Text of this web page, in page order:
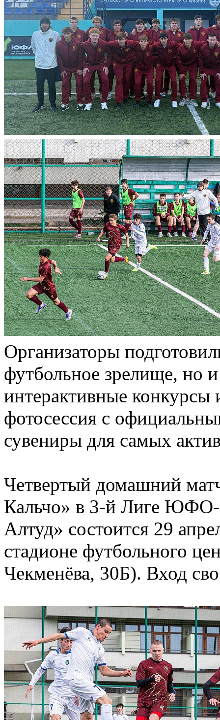
Организаторы
футбольное зрелище, но
интерактивные
фотосессия с
сувениры для самых
Четвертый домашний
Кальчо» в 3-й Лиге
Алтуд» состоится 29
стадионе футбольного
Чекменёва, 30Б). Вход